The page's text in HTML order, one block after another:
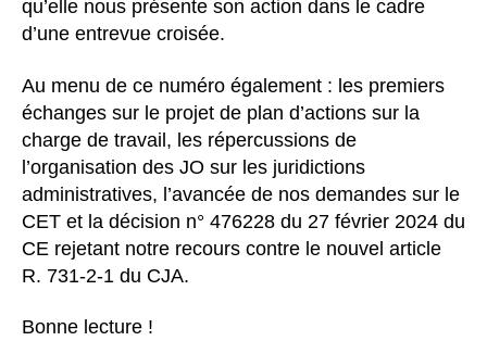
qu’elle nous présente son action dans le cadre
d’une entrevue croisée.
Au menu de ce numéro également : les premiers
échanges sur le projet de plan d’actions sur la
charge de travail, les répercussions de
l’organisation des JO sur les juridictions
administratives, l’avancée de nos demandes sur le
CET et la décision n° 476228 du 27 février 2024 du
CE rejetant notre recours contre le nouvel article
R. 731-2-1 du CJA.
Bonne lecture !